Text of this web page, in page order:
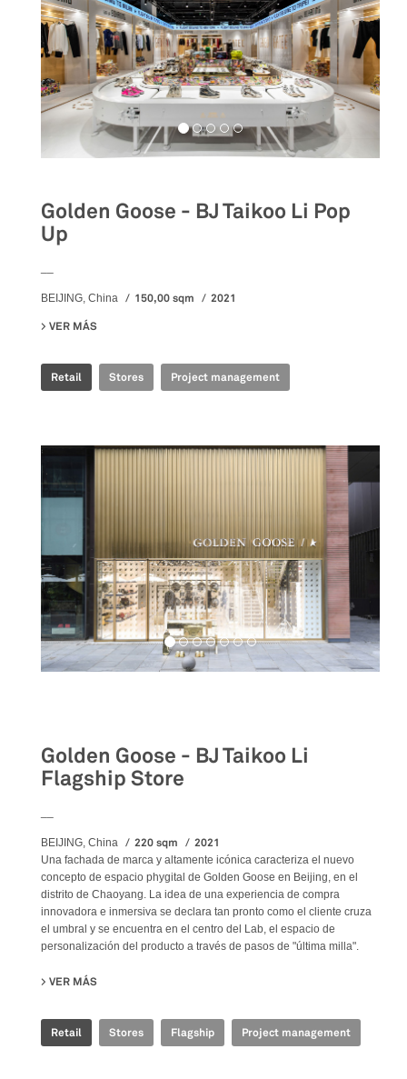
Golden Goose - BJ Taikoo Li Pop
Up
BEIJING, China 150,00 sqm
2021
VER MÁS
Retail Stores Project management
Golden Goose - BJ Taikoo Li
Flagship Store
BEIJING, China 220 sqm 2021
Una fachada de marca y altamente icónica caracteriza el nuevo
concepto de espacio phygital de Golden Goose en Beijing, en el
distrito de Chaoyang. La idea de una experiencia de compra
innovadora e inmersiva se declara tan pronto como el cliente cruza
el umbral y se encuentra en el centro del Lab, el espacio de
personalización del producto a través de pasos de "última milla".
VER MÁS
Retail Stores Flagship Project management